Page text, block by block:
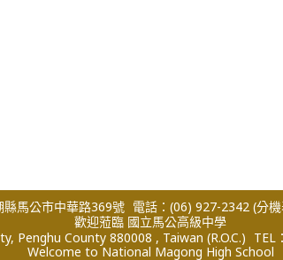
馬公市中華路369號 電話：(06) 927-2342 (分
歡迎蒞臨 國立馬公高級中學
Penghu County 880008 , Taiwan (R.O.C.) TEL
Welcome to National Magong High School